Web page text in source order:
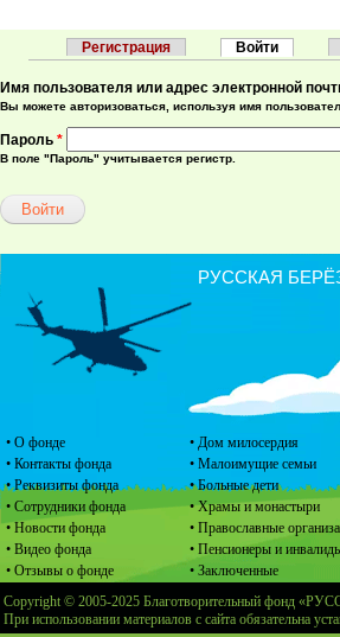
Главные вкладки
Регистрация Войти
Имя пользователя или адрес электронной
Вы можете авторизоваться, используя имя
Пароль *
В поле "Пароль" учитывается регистр.
• О фонде
• Контакты фонда
• Реквизиты фонда
• Сотрудники фонда
• Новости фонда
• Видео фонда
• Отзывы о фонде
• Дом милосердия
• Малоимущие семьи
• Больные дети
• Храмы и монастыри
• Православные
• Пенсионеры и
• Заключенные
РУССКАЯ
Copyright © 2005-2025 Благотворительный фонд
При использовании материалов с сайта обязательна